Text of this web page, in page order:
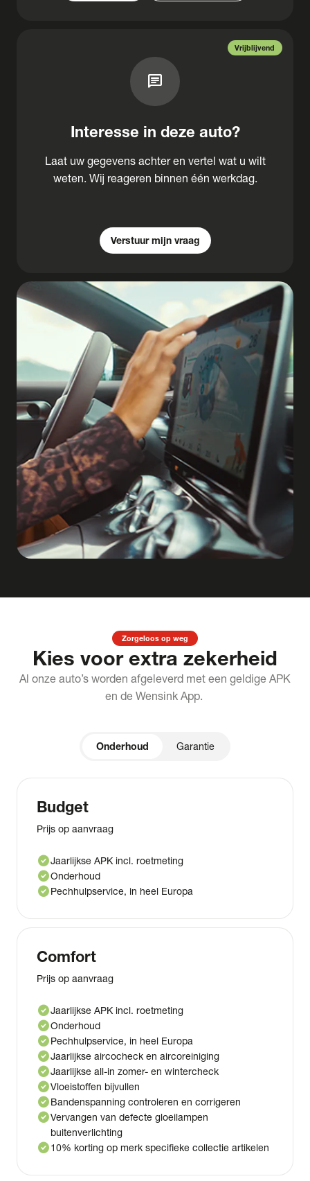
Vrijblijvend
chat
Interesse in deze auto?
Laat uw gegevens achter en vertel wat u wilt
weten. Wij reageren binnen één werkdag.
Verstuur mijn vraag
Zorgeloos op weg
Kies voor extra zekerheid
Al onze auto’s worden afgeleverd met een geldige APK
en de Wensink App.
Onderhoud Garantie
Budget
Prijs op aanvraag
check_circleJaarlijkse APK incl. roetmeting
check_circleOnderhoud
check_circlePechhulpservice, in heel Europa
Comfort
Prijs op aanvraag
check_circleJaarlijkse APK incl. roetmeting
check_circleOnderhoud
check_circlePechhulpservice, in heel Europa
check_circleJaarlijkse aircocheck en aircoreiniging
check_circleJaarlijkse all-in zomer- en wintercheck
check_circleVloeistoffen bijvullen
check_circleBandenspanning controleren en corrigeren
check_circleVervangen van defecte gloeilampen
buitenverlichting
check_circle10% korting op merk specifieke collectie artikelen